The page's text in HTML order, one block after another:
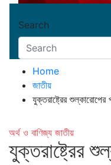
Search
Home
জাতীয়
যুক্তরাষ্ট্রের শুল্কারোপের
অর্থ ও বাণিজ্য জাতীয়
যুক্তরাষ্ট্রের